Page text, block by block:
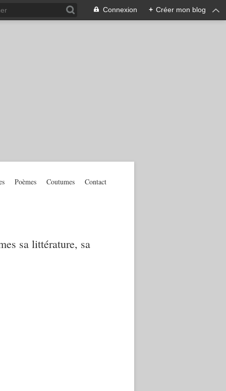
Connexion + Créer mon blog
sa littérature, sa
Poèmes Coutumes Contact